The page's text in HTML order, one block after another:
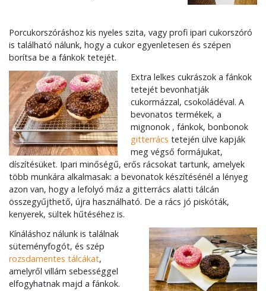
Porcukorszóráshoz kis nyeles szita, vagy profi ipari cukorszóró
is található nálunk, hogy a cukor egyenletesen és szépen
borítsa be a fánkok tetejét.
Extra lelkes cukrászok a fánkok
tetejét bevonhatják
cukormázzal, csokoládéval. A
bevonatos termékek, a
mignonok , fánkok, bonbonok
gitterrács tetején ülve kapják
meg végső formájukat,
díszítésüket. Ipari minőségű, erős rácsokat tartunk, amelyek
több munkára alkalmasak: a bevonatok készítésénél a lényeg
azon van, hogy a lefolyó máz a gitterrács alatti tálcán
összegyűjthető, újra használható. De a rács jó piskóták,
kenyerek, sültek hűtéséhez is.
Kínáláshoz nálunk is találnak
süteményfogót, és szép
rozsdamentes tálcákat,
amelyről villám sebességgel
elfogyhatnak majd a fánkok.